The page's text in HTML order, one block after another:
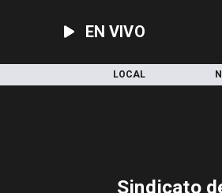
EN VIVO
LOCAL
Sindicato